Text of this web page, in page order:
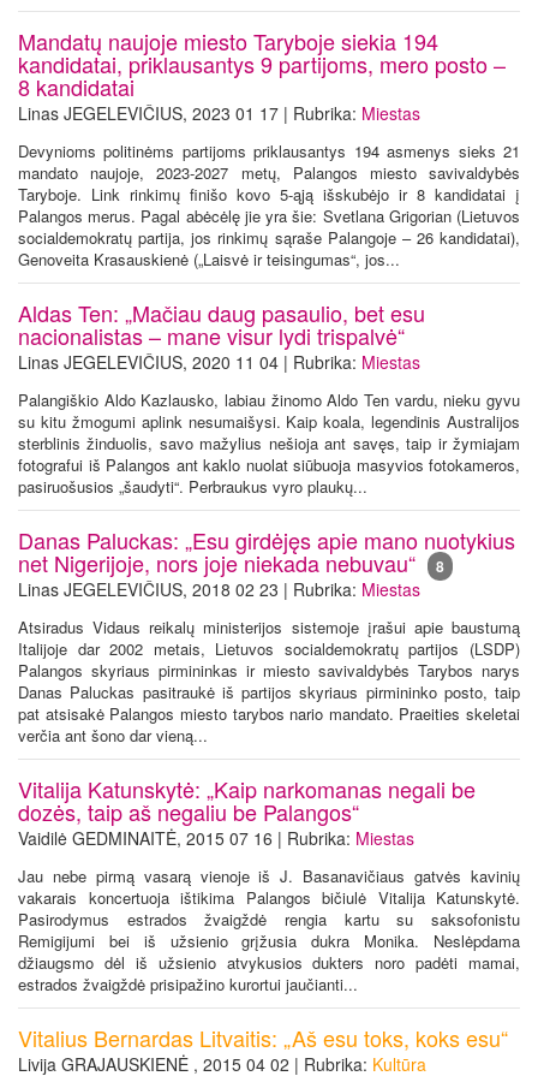
Mandatų naujoje miesto Taryboje siekia 194
kandidatai, priklausantys 9 partijoms, mero posto –
8 kandidatai
Linas JEGELEVIČIUS, 2023 01 17 | Rubrika: Miestas
Devynioms politinėms partijoms priklausantys 194 asmenys sieks 21
mandato naujoje, 2023-2027 metų, Palangos miesto savivaldybės
Taryboje. Link rinkimų finišo kovo 5-ąją išskubėjo ir 8 kandidatai į
Palangos merus. Pagal abėcėlę jie yra šie: Svetlana Grigorian (Lietuvos
socialdemokratų partija, jos rinkimų sąraše Palangoje – 26 kandidatai),
Genoveita Krasauskienė („Laisvė ir teisingumas“, jos...
Aldas Ten: „Mačiau daug pasaulio, bet esu
nacionalistas – mane visur lydi trispalvė“
Linas JEGELEVIČIUS, 2020 11 04 | Rubrika: Miestas
Palangiškio Aldo Kazlausko, labiau žinomo Aldo Ten vardu, nieku gyvu
su kitu žmogumi aplink nesumaišysi. Kaip koala, legendinis Australijos
sterblinis žinduolis, savo mažylius nešioja ant savęs, taip ir žymiajam
fotografui iš Palangos ant kaklo nuolat siūbuoja masyvios fotokameros,
pasiruošusios „šaudyti“. Perbraukus vyro plaukų...
Danas Paluckas: „Esu girdėjęs apie mano nuotykius
net Nigerijoje, nors joje niekada nebuvau“ 8
Linas JEGELEVIČIUS, 2018 02 23 | Rubrika: Miestas
Atsiradus Vidaus reikalų ministerijos sistemoje įrašui apie baustumą
Italijoje dar 2002 metais, Lietuvos socialdemokratų partijos (LSDP)
Palangos skyriaus pirmininkas ir miesto savivaldybės Tarybos narys
Danas Paluckas pasitraukė iš partijos skyriaus pirmininko posto, taip
pat atsisakė Palangos miesto tarybos nario mandato. Praeities skeletai
verčia ant šono dar vieną...
Vitalija Katunskytė: „Kaip narkomanas negali be
dozės, taip aš negaliu be Palangos“
Vaidilė GEDMINAITĖ, 2015 07 16 | Rubrika: Miestas
Jau nebe pirmą vasarą vienoje iš J. Basanavičiaus gatvės kavinių
vakarais koncertuoja ištikima Palangos bičiulė Vitalija Katunskytė.
Pasirodymus estrados žvaigždė rengia kartu su saksofonistu
Remigijumi bei iš užsienio grįžusia dukra Monika. Neslėpdama
džiaugsmo dėl iš užsienio atvykusios dukters noro padėti mamai,
estrados žvaigždė prisipažino kurortui jaučianti...
Vitalius Bernardas Litvaitis: „Aš esu toks, koks esu“
Livija GRAJAUSKIENĖ , 2015 04 02 | Rubrika: Kultūra